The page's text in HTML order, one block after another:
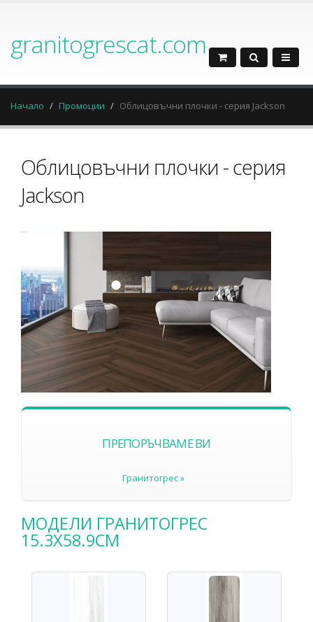
granitogrescat.com
Начало Промоции Облицовъчни плочки - серия Jackson
Облицовъчни плочки - серия
Jackson
ПРЕПОРЪЧВАМЕ ВИ
Гранитогрес »
МОДЕЛИ ГРАНИТОГРЕС
15.3X58.9СМ